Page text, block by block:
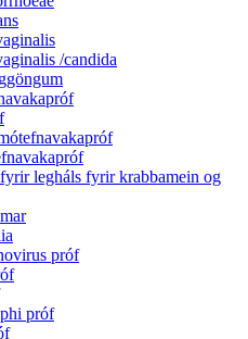
/candida
legháls fyrir krabbamein og
próf
próf